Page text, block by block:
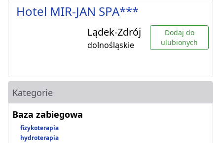
Hotel MIR-JAN SPA***
Lądek-Zdrój
dolnośląskie
Dodaj do
ulubionych
Kategorie
Baza zabiegowa
fizykoterapia
hydroterapia